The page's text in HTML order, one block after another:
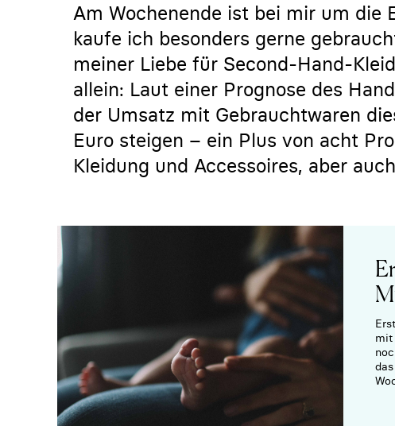
Am Wochenende ist bei mir um die
kaufe ich besonders gerne
meiner Liebe für Second-Hand-
allein: Laut einer Prognose des
der Umsatz mit Gebrauchtwaren
Euro steigen – ein Plus von acht
Kleidung und Accessoires, aber
mit